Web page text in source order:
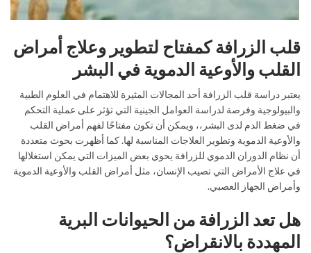
قلب الزرافة كمفتاح لتطوير وعلاج أمراض
القلب والأوعية الدموية في البشر
يعتبر دراسة قلب الزرافة أحد المجالات المثيرة للاهتمام في العلوم الطبية
والبيولوجية وفرصة لدراسة العوامل الجينية التي تؤثر على عملية التحكم
في ضغط الدم لدى البشر،، ويمكن أن تكون مفتاحًا لفهم أمراض القلب
والأوعية الدموية وتطوير العلاجات المناسبة لها. كما أظهرت بحوث متعددة
أن نظام الدوران الدموي للزرافة يحوي بعض الميزات التي يمكن استغلالها
في علاج الأمراض التي تصيب الإنسان، مثل أمراض القلب والأوعية الدموية
وأمراض الجهاز العصبي.
هل تعد الزرافة من الحيوانات البرية
المهددة بالانقراض؟